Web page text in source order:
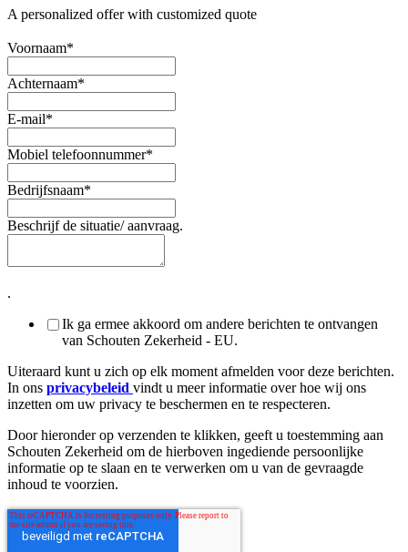
A personalized offer with customized quote
Voornaam*
Achternaam*
E-mail*
Mobiel telefoonnummer*
Bedrijfsnaam*
Beschrijf de situatie/ aanvraag.
.
Ik ga ermee akkoord om andere berichten te ontvangen
van Schouten Zekerheid - EU.
Uiteraard kunt u zich op elk moment afmelden voor deze berichten.
In ons privacybeleid vindt u meer informatie over hoe wij ons
inzetten om uw privacy te beschermen en te respecteren.
Door hieronder op verzenden te klikken, geeft u toestemming aan
Schouten Zekerheid om de hierboven ingediende persoonlijke
informatie op te slaan en te verwerken om u van de gevraagde
inhoud te voorzien.